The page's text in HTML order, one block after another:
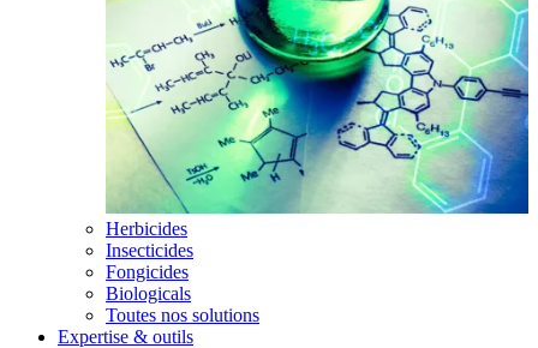
Herbicides
Insecticides
Fongicides
Biologicals
Toutes nos solutions
Expertise & outils